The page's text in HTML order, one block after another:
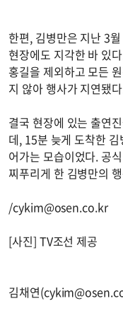
한편, 김병만은 지난 3
현장에도 지각한 바 있
홍길을 제외하고 모든
지 않아 행사가 지연됐
결국 현장에 있는 출연
데, 15분 늦게 도착한
어가는 모습이었다. 공
찌푸리게 한 김병만의
/cykim@osen.co.kr
[사진] TV조선 제공
김채연(